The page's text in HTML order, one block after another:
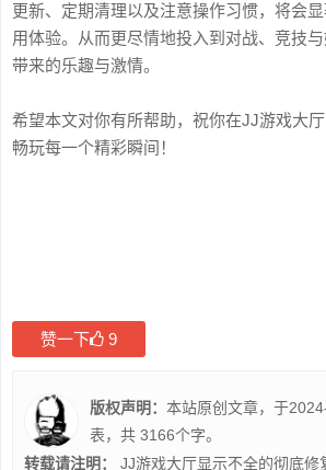
更新、定期清理以及注意操作习惯，将会
用体验。从而更尽情地投入到对战、竞技
带来的乐趣与激情。
希望本文对你有所帮助，祝你在JJ游戏大厅
畅玩每一个精彩瞬间！
赞一下 9
版权声明： 本站原创文章，于
表，共 3166个字。
转载请注明：
JJ游戏大厅显示不全的彻底修